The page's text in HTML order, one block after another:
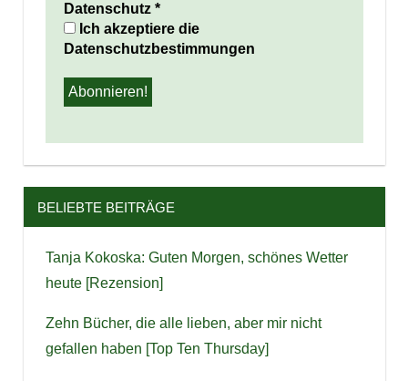
Datenschutz *
Ich akzeptiere die
Datenschutzbestimmungen
BELIEBTE BEITRÄGE
Tanja Kokoska: Guten Morgen, schönes Wetter
heute [Rezension]
Zehn Bücher, die alle lieben, aber mir nicht
gefallen haben [Top Ten Thursday]